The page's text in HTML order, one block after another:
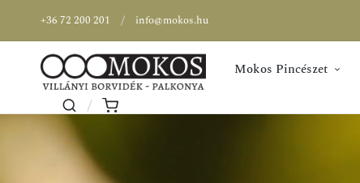
+36 72 200 201 info@mokos.hu
Mokos Pincészet